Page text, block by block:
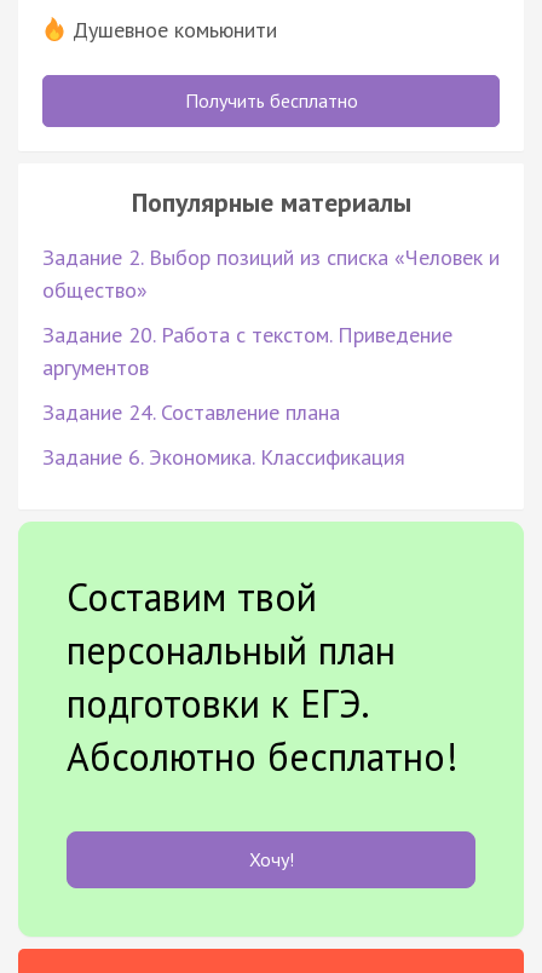
Душевное комьюнити
Получить бесплатно
Популярные материалы
Задание 2. Выбор позиций из списка «Человек и
общество»
Задание 20. Работа с текстом. Приведение
аргументов
Задание 24. Составление плана
Задание 6. Экономика. Классификация
Составим твой
персональный план
подготовки к ЕГЭ.
Абсолютно бесплатно!
Хочу!